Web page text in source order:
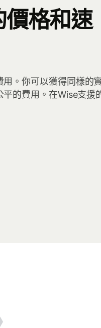
格和速
。你可以獲得同樣的
的費用。在Wise支援